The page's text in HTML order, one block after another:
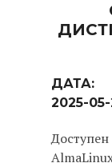
ДАТА:
2025-